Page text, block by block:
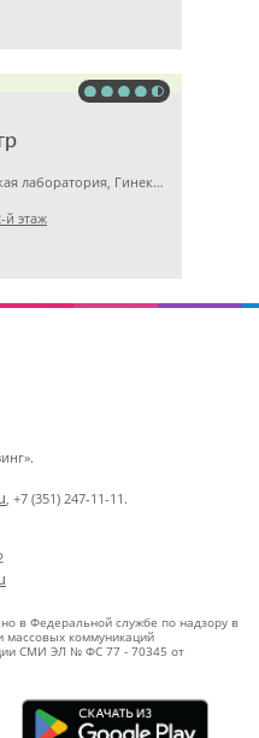
Детская клиника, Медицинская лаборатория, Гинекология
й этаж
, +7 (351) 247-11-11.
в Федеральной службе по надзору в
массовых коммуникаций
СМИ ЭЛ № ФС 77 - 70345 от